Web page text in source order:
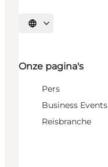
Selecteer taal
Onze pagina's
Pers
Business Events
Reisbranche